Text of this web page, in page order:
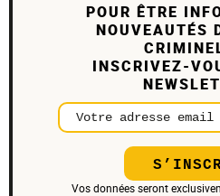
POUR ÊTRE
NOUVEAUTÉS
INSCRIVEZ-
Votre adresse email
Vos données seront